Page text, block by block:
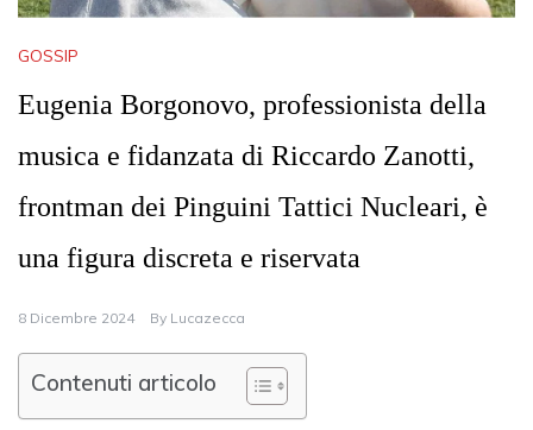
GOSSIP
Eugenia Borgonovo, professionista della
musica e fidanzata di Riccardo Zanotti,
frontman dei Pinguini Tattici Nucleari, è
una figura discreta e riservata
8 Dicembre 2024 By Lucazecca
Contenuti articolo